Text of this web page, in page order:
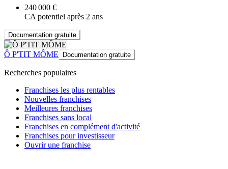
240 000 €
CA potentiel après 2 ans
Documentation gratuite
Ô P'TIT MÔME Documentation gratuite
Recherches populaires
Franchises les plus rentables
Nouvelles franchises
Meilleures franchises
Franchises sans local
Franchises en complément d'activité
Franchises pour investisseur
Ouvrir une franchise